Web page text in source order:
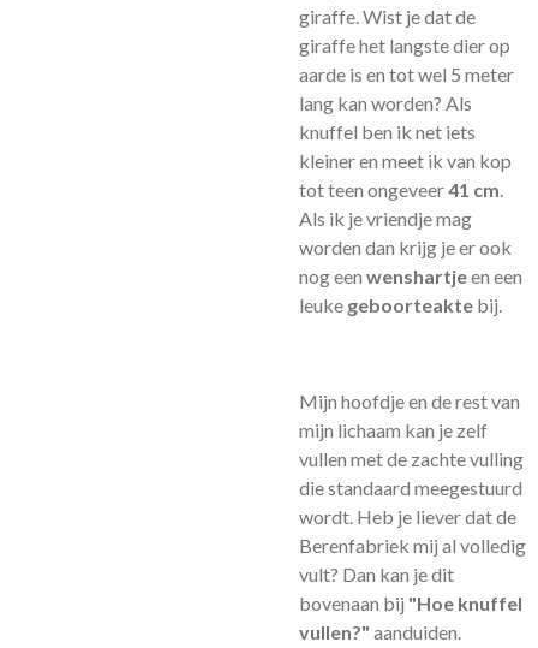
giraffe. Wist je dat de
giraffe het langste dier op
aarde is en tot wel 5 meter
lang kan worden? Als
knuffel ben ik net iets
kleiner en meet ik van kop
tot teen ongeveer41 cm.
Als ik je vriendje mag
worden dan krijg je er ook
nog een wenshartjeen een
leuke geboorteakte bij.
Mijn hoofdje en de rest van
mijn lichaam kan je zelf
vullen met de zachte vulling
die standaard meegestuurd
wordt. Heb je liever dat de
Berenfabriek mij al volledig
vult? Dan kan je dit
bovenaan bij "Hoe knuffel
vullen?" aanduiden.